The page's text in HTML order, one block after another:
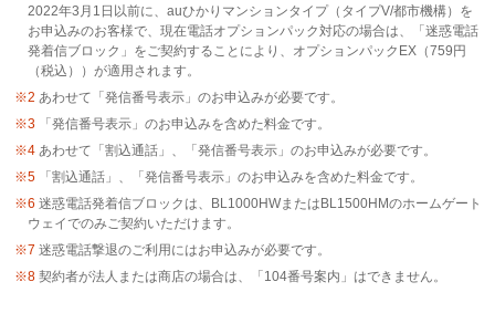
2022年3月1日以前に、auひかりマンションタイプ（タイプV/都市機構）を
お申込みのお客様で、現在電話オプションパック対応の場合は、「迷惑電話
発着信ブロック」をご契約することにより、オプションパックEX（759円
（税込））が適用されます。
※2 あわせて「発信番号表示」のお申込みが必要です。
※3 「発信番号表示」のお申込みを含めた料金です。
※4 あわせて「割込通話」、「発信番号表示」のお申込みが必要です。
※5 「割込通話」、「発信番号表示」のお申込みを含めた料金です。
※6 迷惑電話発着信ブロックは、BL1000HWまたはBL1500HMのホームゲート
ウェイでのみご契約いただけます。
※7 迷惑電話撃退のご利用にはお申込みが必要です。
※8 契約者が法人または商店の場合は、「104番号案内」はできません。